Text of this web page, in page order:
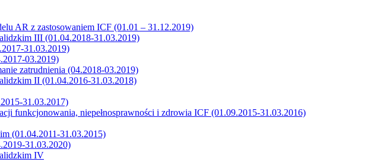
AR z zastosowaniem ICF (01.01 – 31.12.2019)
III (01.04.2018-31.03.2019)
31.03.2019)
03.2019)
zatrudnienia (04.2018-03.2019)
II (01.04.2016-31.03.2018)
31.03.2017)
funkcjonowania, niepełnosprawności i zdrowia ICF (01.09.2015-31.03.2016)
(01.04.2011-31.03.2015)
31.03.2020)
IV